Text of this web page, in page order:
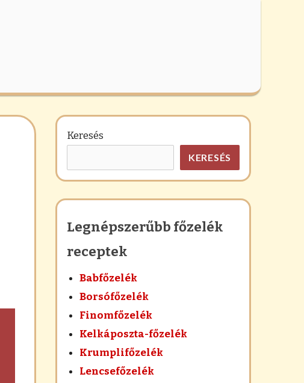
Keresés
KERESÉS
Legnépszerűbb főzelék
receptek
Babfőzelék
Borsófőzelék
Finomfőzelék
Kelkáposzta-főzelék
Krumplifőzelék
Lencsefőzelék